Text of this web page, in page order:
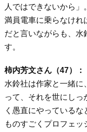
人ではできないから」
満員電車に乗らなけれ
だと言いながらも、水
す。
柿内芳文さん（47）：
水鈴社は作家と一緒に
って、それを世にし
く愚直にやっている
ものすごくプロフェ